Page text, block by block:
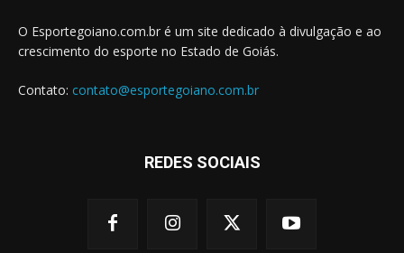
O Esportegoiano.com.br é um site dedicado à divulgação e ao
crescimento do esporte no Estado de Goiás.
Contato: contato@esportegoiano.com.br
REDES SOCIAIS